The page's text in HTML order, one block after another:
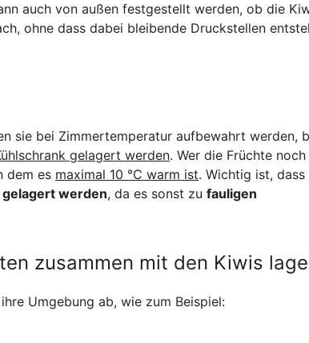
auch von außen festgestellt werden, ob die
ohne dass dabei bleibende Druckstellen
sie bei Zimmertemperatur aufbewahrt werden,
gelagert werden. Wer die Früchte
dem es maximal 10 °C warm ist. Wichtig ist, dass
werden, da es sonst zu fauligen
zusammen mit den Kiwis
Umgebung ab, wie zum Beispiel: